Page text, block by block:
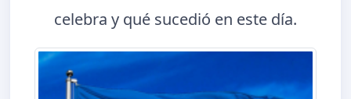
celebra y qué sucedió en este día.